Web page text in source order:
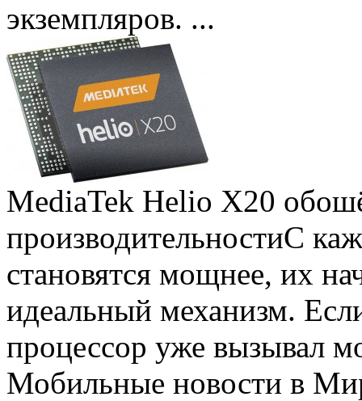
экземпляров. ...
MediaTek Helio X20
производительностиС
становятся мощнее, их
идеальный механизм.
процессор уже вызывал
Мобильные новости в